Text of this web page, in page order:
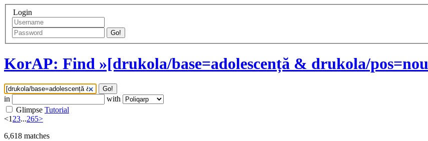
Login
Go!
KorAP: Find »[drukola/base=adolescență & drukola/
Go!
in
with
Glimpse Tutorial
<123...265>
6,618 matches